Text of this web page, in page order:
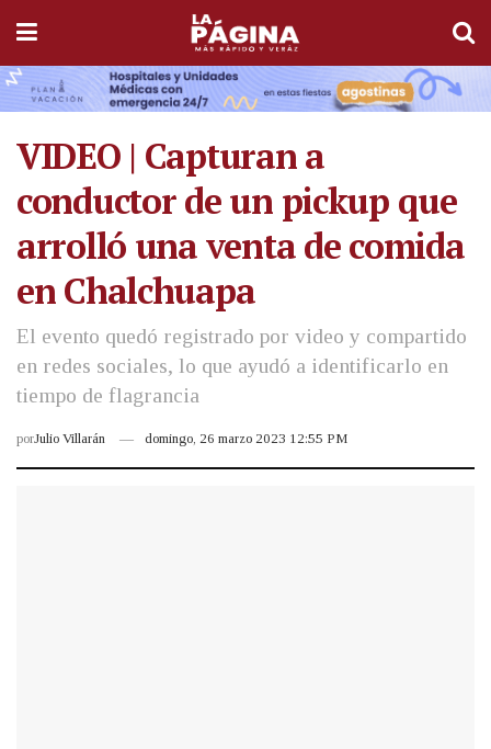
VIDEO | Capturan a
conductor de un pickup que
arrolló una venta de comida
en Chalchuapa
El evento quedó registrado por video y compartido
en redes sociales, lo que ayudó a identificarlo en
tiempo de flagrancia
porJulio Villarán domingo, 26 marzo 2023 12:55 PM